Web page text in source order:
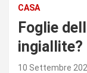
CASA
Foglie
ingiallite?
10 Settembre